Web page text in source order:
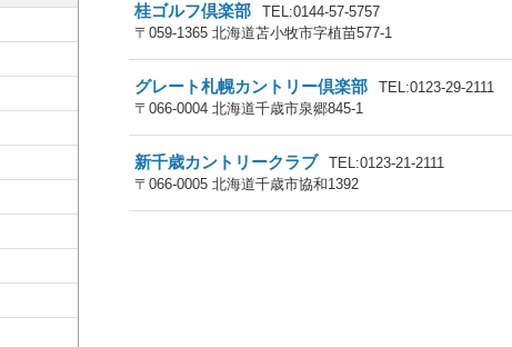
桂ゴルフ倶楽部
TEL:0144-57-5757
〒059-1365 北海道苫小牧市字植苗577-1
グレート札幌カントリー倶楽部
TEL:0123-29-2111
〒066-0004 北海道千歳市泉郷845-1
新千歳カントリークラブ
TEL:0123-21-2111
〒066-0005 北海道千歳市協和1392